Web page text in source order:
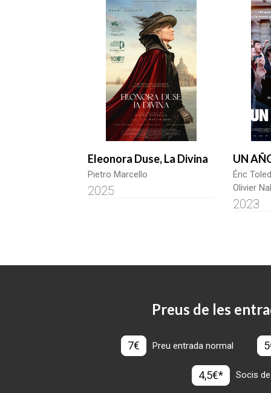
Eleonora Duse, La Divina
Pietro Marcello
2025
UN
Éric
Olivier
2023
Preus de les
7€ Preu entrada normal
4,5€* Socis